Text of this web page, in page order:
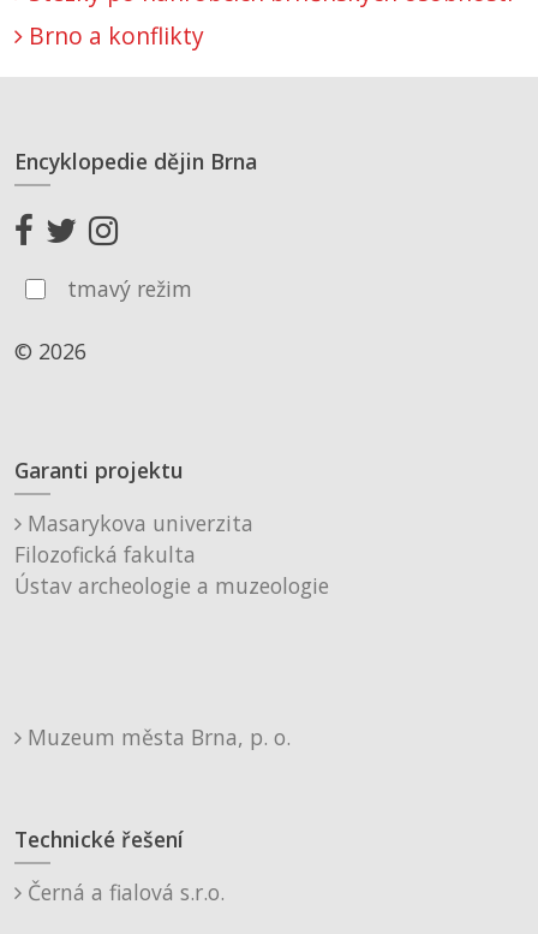
Brno a konflikty
Encyklopedie dějin Brna
tmavý režim
© 2026
Garanti projektu
Masarykova univerzita
Filozofická fakulta
Ústav archeologie a muzeologie
Muzeum města Brna, p. o.
Technické řešení
Černá a fialová s.r.o.